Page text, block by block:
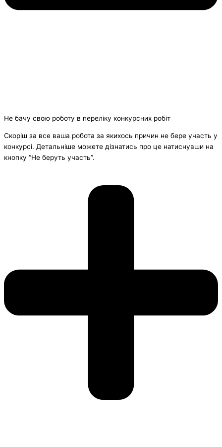
Не бачу свою роботу в переліку конкурсних робіт
Скоріш за все ваша робота за якихось причин не бере участь у
конкурсі. Детальніше можете дізнатись про це натиснувши на
кнопку “Не беруть участь”.